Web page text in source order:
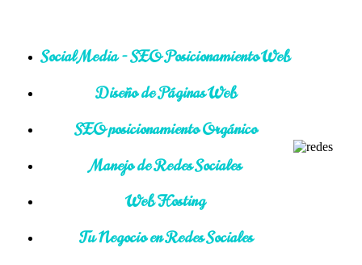
Social Media - SEO Posicionamiento Web
Diseño de Páginas Web
SEO posicionamiento Orgánico
Manejo de Redes Sociales
Web Hosting
Tu Negocio en Redes Sociales